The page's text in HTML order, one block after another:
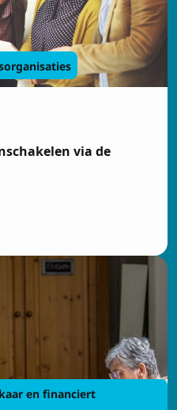
via de
en financiert